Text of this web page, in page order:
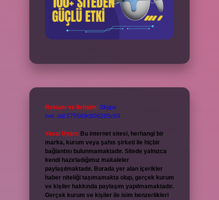
Reklam ve İletişim: Skype:
live:.cid.575569c608265c69
Yasal Uyarı: Bu internet sitesi, herhangi bir
marka, kurum veya şahıs şirketi ile hiçbir
bağlantısı bulunmamaktadır. Sitede yalnızca
kendi hazırladığımız makaleler
paylaşılmaktadır. Burada yer alan içerikler
haber niteliği taşımamakta olup, gerçek kurum
ve kişiler hakkında paylaşım yapılmamaktadır.
Gerçek kurum ve kişiler ile isim benzerlikleri